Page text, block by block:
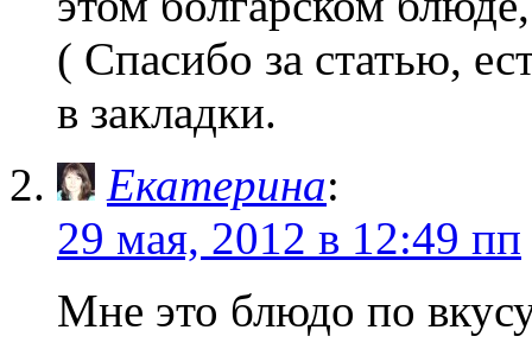
( Спасибо за статью,
в закладки.
Екатерина:
29 мая, 2012 в 12:49 пп
Мне это блюдо по